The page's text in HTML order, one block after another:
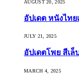
AUGUST 20, 2025
อัปเดต หนังไทย
JULY 21, 2025
อัปเดตโพย สีเล็
MARCH 4, 2025